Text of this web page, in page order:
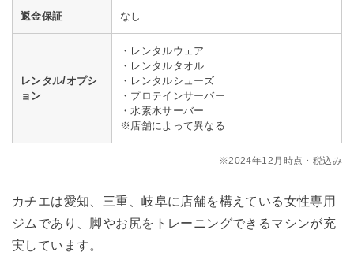
返金保証 なし
レンタル/オプシ
ョン
・レンタルウェア
・レンタルタオル
・レンタルシューズ
・プロテインサーバー
・水素水サーバー
※店舗によって異なる
※2024年12月時点・税込み
カチエは愛知、三重、岐阜に店舗を構えている女性専用
ジムであり、脚やお尻をトレーニングできるマシンが充
実しています。